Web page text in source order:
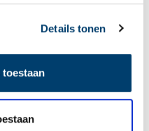
Details tonen